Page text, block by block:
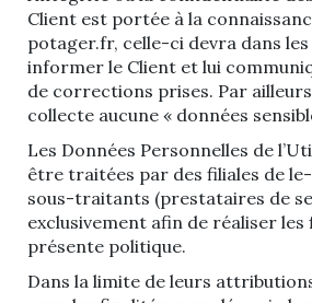
Client est portée à la
potager.fr, celle-ci devra dans
informer le Client et lui
de corrections prises. Par
collecte aucune « données
Les Données Personnelles de
être traitées par des filiales de
sous-traitants (prestataires de
exclusivement afin de réaliser les
présente politique.
Dans la limite de leurs